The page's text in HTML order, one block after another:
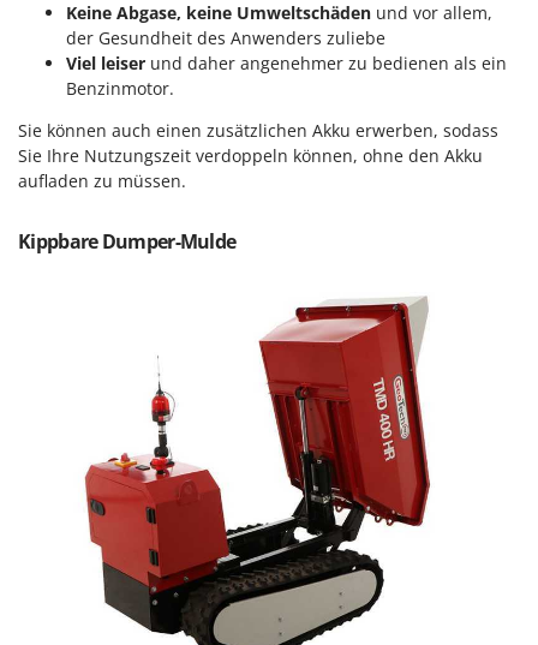
Minox
Mockmill
More than chef
MOVA
Mowox
NuAir
NuovaFac
Officine Savioli
Oliviero
Keine Abgase, keine Umweltschäden und vor allem,
der Gesundheit des Anwenders zuliebe
Viel leiser und daher angenehmer zu bedienen als ein
Benzinmotor.
Sie können auch einen zusätzlichen Akku erwerben, sodass
Sie Ihre Nutzungszeit verdoppeln können, ohne den Akku
aufladen zu müssen.
Kippbare Dumper-Mulde